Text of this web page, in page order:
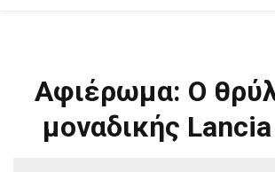
Αφιέρωμα: Ο
μοναδικής